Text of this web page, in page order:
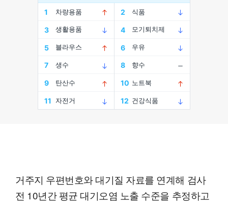
거주지 우편번호와 대기질 자료를 연계해 검사
전 10년간 평균 대기오염 노출 수준을 추정하고